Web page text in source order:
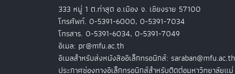
333 หมู่ 1 ต.ท่าสุด อ.เมือง จ. เชียงราย 57100
โทรศัพท์. 0-5391-6000, 0-5391-7034
โทรสาร. 0-5391-6034, 0-5391-7049
อีเมล: pr@mfu.ac.th
อีเมลสำหรับส่งหนังสืออิเล็กทรอนิกส์: saraban@mfu.ac.th
ประกาศช่องทางอิเล็กทรอนิกส์สำหรับติดต่อมหาวิทยาลัยแม่